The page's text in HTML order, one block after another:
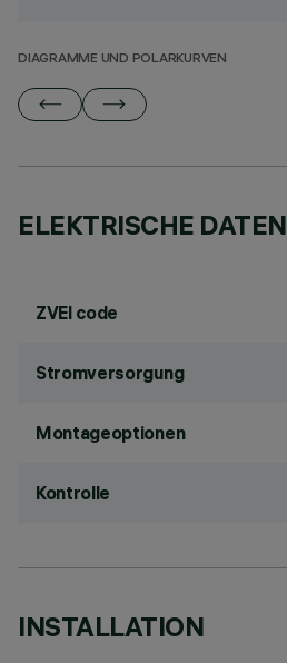
DIAGRAMME UND POLARKURVEN
ELEKTRISCHE DATEN
ZVEI code
Stromversorgung
Montageoptionen
Kontrolle
INSTALLATION